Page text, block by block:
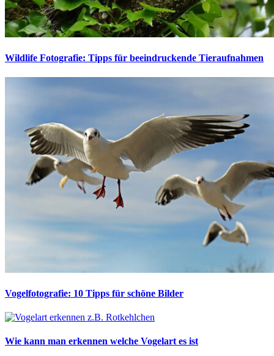
Wildlife Fotografie: Tipps für beeindruckende Tieraufnahmen
Vogelfotografie: 10 Tipps für schöne Bilder
Wie kann man erkennen welche Vogelart es ist